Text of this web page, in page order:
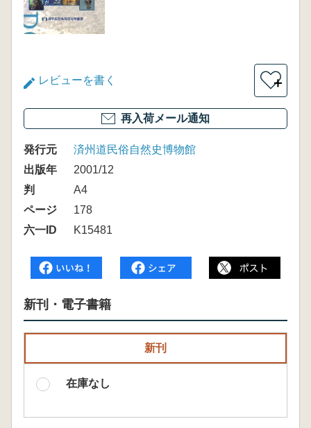
レビューを書く ＋
再入荷メール通知
発行元
済州道民俗自然史博物館
出版年
2001/12
判
A4
ページ
178
六一ID
K15481
新刊・電子書籍
新刊
在庫なし